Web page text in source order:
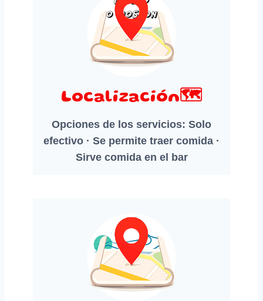
Localización🗺️
Opciones de los servicios: Solo
efectivo · Se permite traer comida ·
Sirve comida en el bar